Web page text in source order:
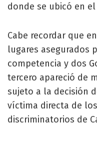
donde se ubicó en
Cabe recordar que
lugares asegurados
competencia y dos
tercero apareció de
sujeto a la decisión
víctima directa de
discriminatorios de